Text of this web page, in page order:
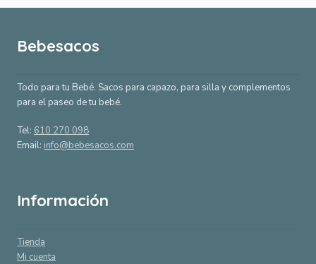
Bebesacos
Todo para tu Bebé. Sacos para capazo, para silla y complementos
para el paseo de tu bebé.
Tel: 610 270 098
Email: info@bebesacos.com
Información
Tienda
Mi cuenta